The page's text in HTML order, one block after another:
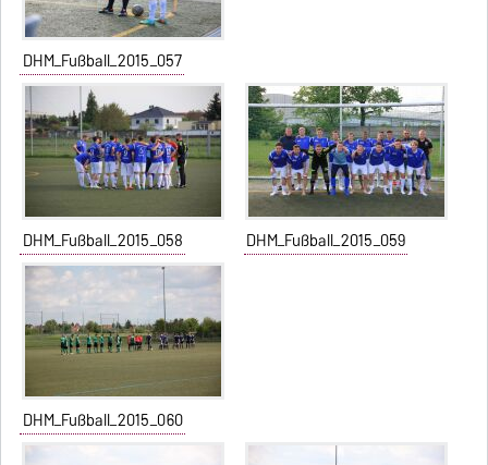
DHM_Fußball_2015_057
DHM_Fußball_2015_058 DHM_Fußball_2015_059
DHM_Fußball_2015_060